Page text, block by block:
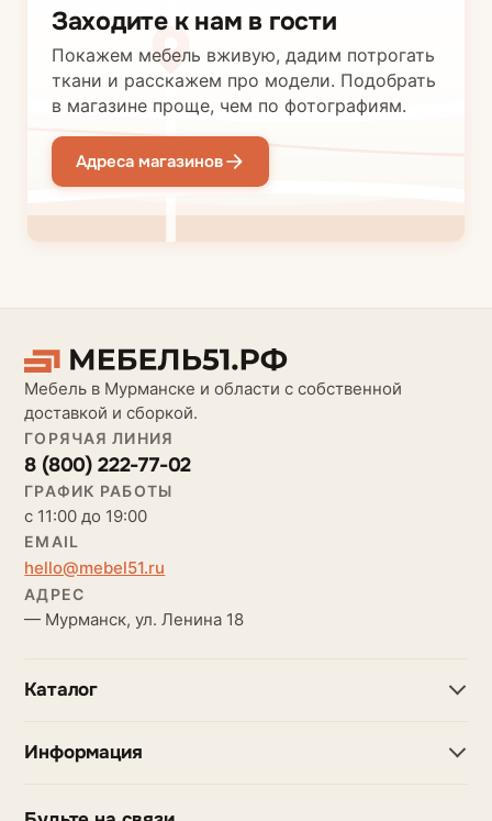
Заходите к нам в гости
Покажем мебель вживую, дадим потрогать
ткани и расскажем про модели. Подобрать
в магазине проще, чем по фотографиям.
Адреса магазинов
Мебель в Мурманске и области с собственной
доставкой и сборкой.
ГОРЯЧАЯ ЛИНИЯ
8 (800) 222-77-02
ГРАФИК РАБОТЫ
с 11:00 до 19:00
EMAIL
hello@mebel51.ru
АДРЕС
— Мурманск, ул. Ленина 18
Каталог
Информация